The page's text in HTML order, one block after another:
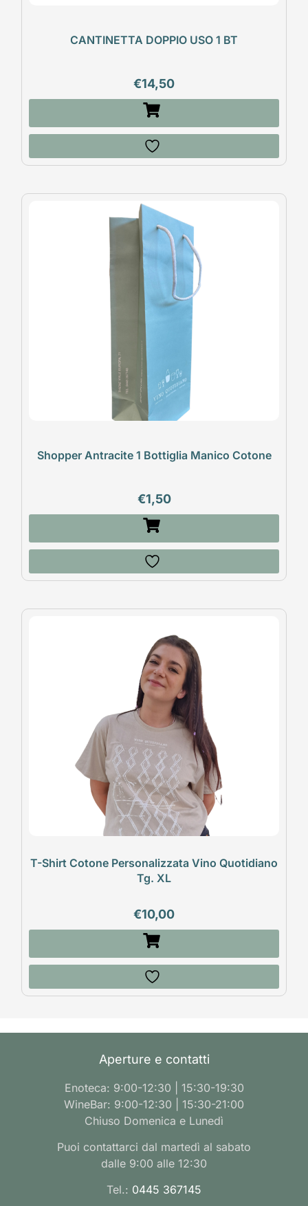
CANTINETTA DOPPIO USO 1 BT
€14,50
Shopper Antracite 1 Bottiglia Manico Cotone
€1,50
T-Shirt Cotone Personalizzata Vino Quotidiano
Tg. XL
€10,00
Aperture e contatti
Enoteca: 9:00-12:30 | 15:30-19:30
WineBar: 9:00-12:30 | 15:30-21:00
Chiuso Domenica e Lunedì
Puoi contattarci dal martedì al sabato
dalle 9:00 alle 12:30
Tel.: 0445 367145